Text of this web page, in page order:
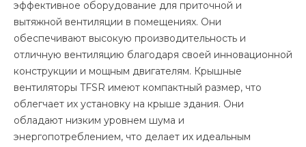
эффективное оборудование для приточной и
вытяжной вентиляции в помещениях. Они
обеспечивают высокую производительность и
отличную вентиляцию благодаря своей инновационной
конструкции и мощным двигателям. Крышные
вентиляторы TFSR имеют компактный размер, что
облегчает их установку на крыше здания. Они
обладают низким уровнем шума и
энергопотреблением, что делает их идеальным